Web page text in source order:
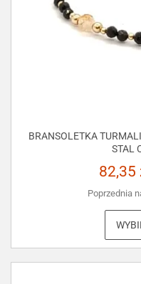
BRANSOLETKA
STAL
82,35
Poprzednia